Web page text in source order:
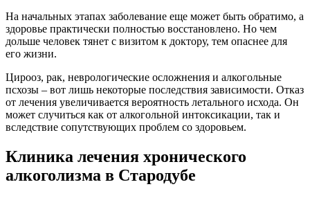
На начальных этапах заболевание еще может быть обратимо, а
здоровье практически полностью восстановлено. Но чем
дольше человек тянет с визитом к доктору, тем опаснее для
его жизни.
Цирооз, рак, неврологические осложнения и алкогольные
псхозы – вот лишь некоторые последствия зависимости. Отказ
от лечения увеличивается вероятность летального исхода. Он
может случиться как от алкогольной интоксикации, так и
вследствие сопутствующих проблем со здоровьем.
Клиника лечения хронического
алкоголизма в Стародубе